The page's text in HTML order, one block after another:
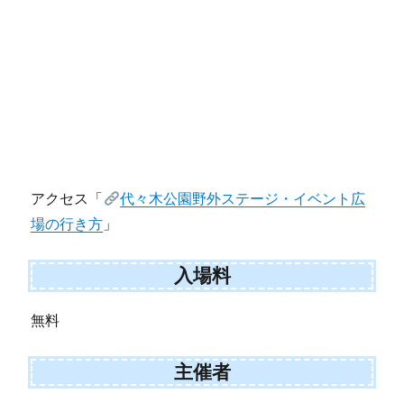
アクセス「
代々木公園野外ステージ・イベント広
場の行き方 」
入場料
無料
主催者